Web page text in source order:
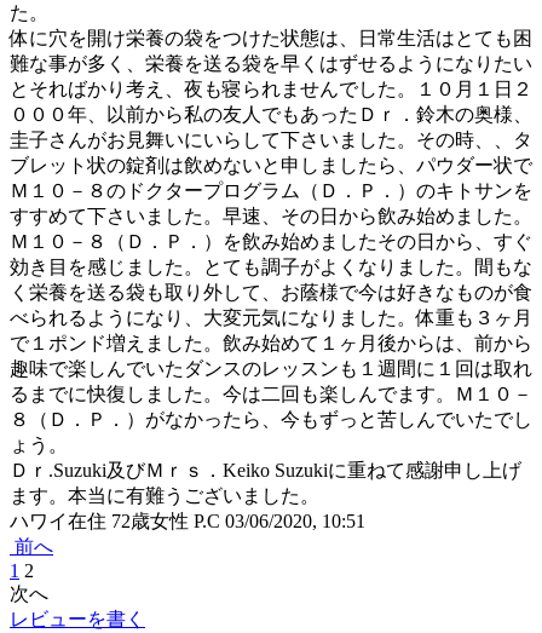
た。
体に穴を開け栄養の袋をつけた状態は、日常生活はとても困
難な事が多く、栄養を送る袋を早くはずせるようになりたい
とそればかり考え、夜も寝られませんでした。１０月１日２
０００年、以前から私の友人でもあったＤｒ．鈴木の奥様、
圭子さんがお見舞いにいらして下さいました。その時、、タ
ブレット状の錠剤は飲めないと申しましたら、パウダー状で
Ｍ１０－８のドクタープログラム（Ｄ．Ｐ．）のキトサンを
すすめて下さいました。早速、その日から飲み始めました。
Ｍ１０－８（Ｄ．Ｐ．）を飲み始めましたその日から、すぐ
効き目を感じました。とても調子がよくなりました。間もな
く栄養を送る袋も取り外して、お蔭様で今は好きなものが食
べられるようになり、大変元気になりました。体重も３ヶ月
で１ポンド増えました。飲み始めて１ヶ月後からは、前から
趣味で楽しんでいたダンスのレッスンも１週間に１回は取れ
るまでに快復しました。今は二回も楽しんでます。Ｍ１０－
８（Ｄ．Ｐ．）がなかったら、今もずっと苦しんでいたでし
ょう。
Ｄｒ.Suzuki及びＭｒｓ．Keiko Suzukiに重ねて感謝申し上げ
ます。本当に有難うございました。
ハワイ在住 72歳女性 P.C 03/06/2020, 10:51
前へ
1 2
次へ
レビューを書く